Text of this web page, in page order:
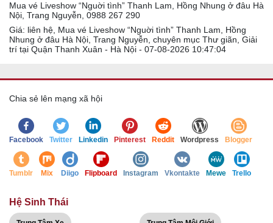
Mua vé Liveshow “Nguời tình” Thanh Lam, Hồng Nhung ở đâu Hà
Nội, Trang Nguyễn, 0988 267 290
Giá: liên hệ, Mua vé Liveshow “Nguời tình” Thanh Lam, Hồng
Nhung ở đâu Hà Nội, Trang Nguyễn, chuyên mục Thư giãn, Giải
trí tại Quận Thanh Xuân - Hà Nội - 07-08-2026 10:47:04
Chia sẻ lên mạng xã hội
Facebook Twitter Linkedin Pinterest Reddit Wordpress Blogger
Tumblr Mix Diigo Flipboard Instagram Vkontakte Mewe Trello
Hệ Sinh Thái